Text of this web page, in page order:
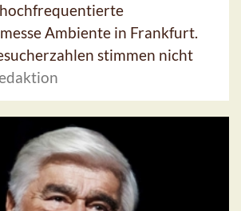
Ambiente in Frankfurt.
stimmen nicht